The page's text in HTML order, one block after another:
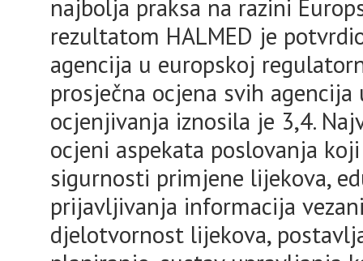
najbolja praksa na razini
rezultatom HALMED je
agencija u europskoj
prosječna ocjena svih
ocjenjivanja iznosila je 3,4.
ocjeni aspekata poslovanja
sigurnosti primjene lijekova,
prijavljivanja informacija
djelotvornost lijekova,